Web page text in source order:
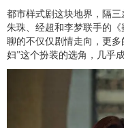
都市样式剧这块地界，隔三
朱珠、经超和李梦联手的
聊的不仅仅剧情走向，更
妇”这个扮装的选角，几乎